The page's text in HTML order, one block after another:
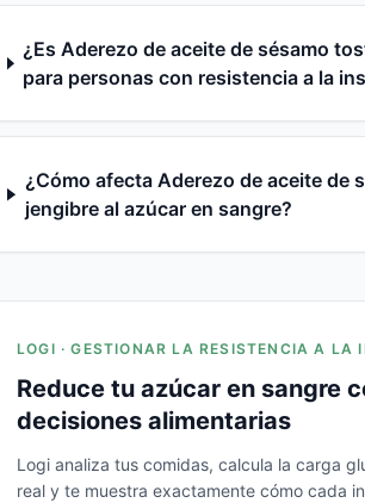
¿Es Aderezo de aceite de sésamo
para personas con resistencia a la
¿Cómo afecta Aderezo de aceite de
jengibre al azúcar en sangre?
LOGI · GESTIONAR LA RESISTENCIA A LA
Reduce tu azúcar en sangre
decisiones alimentarias
Logi analiza tus comidas, calcula la carga
real y te muestra exactamente cómo cada